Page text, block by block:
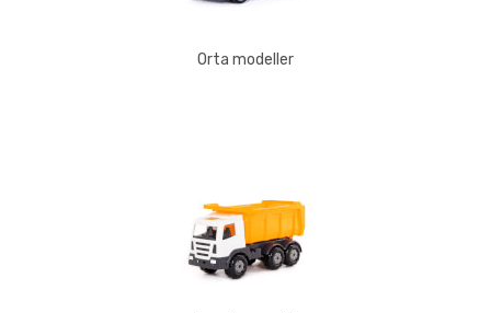
Orta modeller